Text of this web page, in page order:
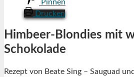
Pinnen
Drucken
Himbeer-Blondies mit
Schokolade
Rezept von Beate Sing – Sauguad